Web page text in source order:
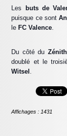
Lesbuts de
puisque ce sont
leFC Valence.
Du côté du
doublé et le
Witsel.
Affichages : 1431